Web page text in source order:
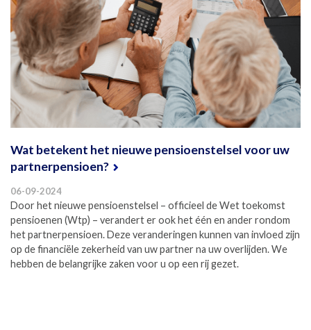
Wat betekent het nieuwe pensioenstelsel voor uw
partnerpensioen?
06-09-2024
Door het nieuwe pensioenstelsel – officieel de Wet toekomst
pensioenen (Wtp) – verandert er ook het één en ander rondom
het partnerpensioen. Deze veranderingen kunnen van invloed zijn
op de financiële zekerheid van uw partner na uw overlijden. We
hebben de belangrijke zaken voor u op een rij gezet.